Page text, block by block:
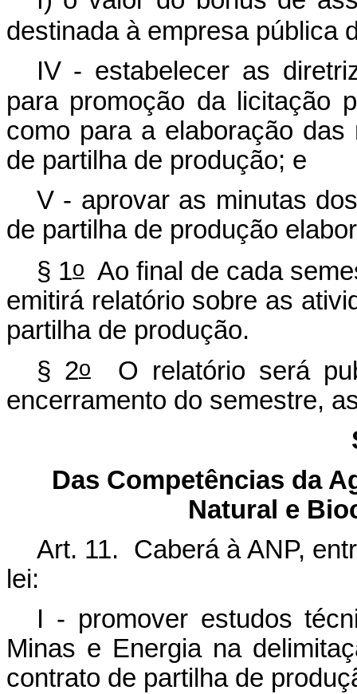
destinada à empresa pública
IV - estabelecer as
para promoção da licitação
como para a elaboração
de partilha de produção; e
V - aprovar as minutas
de partilha de produção
§ 1oAo final de cada
emitirá relatório sobre as
partilha de produção.
§ 2oO relatório será
encerramento do semestre,
Das Competências da
Natural e
Art. 11. Caberá à ANP,
lei:
I - promover estudos
Minas e Energia na
contrato de partilha de